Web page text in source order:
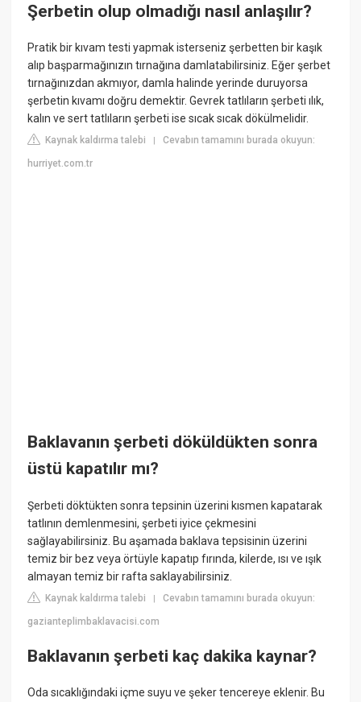
Şerbetin olup olmadığı nasıl anlaşılır?
Pratik bir kıvam testi yapmak isterseniz şerbetten bir kaşık
alıp başparmağınızın tırnağına damlatabilirsiniz. Eğer şerbet
tırnağınızdan akmıyor, damla halinde yerinde duruyorsa
şerbetin kıvamı doğru demektir. Gevrek tatlıların şerbeti ılık,
kalın ve sert tatlıların şerbeti ise sıcak sıcak dökülmelidir.
Kaynak kaldırma talebi |Cevabın tamamını burada okuyun:
hurriyet.com.tr
Baklavanın şerbeti döküldükten sonra
üstü kapatılır mı?
Şerbeti döktükten sonra tepsinin üzerini kısmen kapatarak
tatlının demlenmesini, şerbeti iyice çekmesini
sağlayabilirsiniz. Bu aşamada baklava tepsisinin üzerini
temiz bir bez veya örtüyle kapatıp fırında, kilerde, ısı ve ışık
almayan temiz bir rafta saklayabilirsiniz.
Kaynak kaldırma talebi |Cevabın tamamını burada okuyun:
gazianteplimbaklavacisi.com
Baklavanın şerbeti kaç dakika kaynar?
Oda sıcaklığındaki içme suyu ve şeker tencereye eklenir. Bu